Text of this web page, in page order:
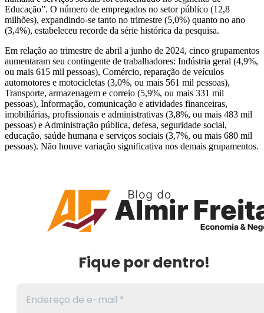
Educação”. O número de empregados no setor público (12,8
milhões), expandindo-se tanto no trimestre (5,0%) quanto no ano
(3,4%), estabeleceu recorde da série histórica da pesquisa.
Em relação ao trimestre de abril a junho de 2024, cinco grupamentos
aumentaram seu contingente de trabalhadores: Indústria geral (4,9%,
ou mais 615 mil pessoas), Comércio, reparação de veículos
automotores e motocicletas (3,0%, ou mais 561 mil pessoas),
Transporte, armazenagem e correio (5,9%, ou mais 331 mil
pessoas), Informação, comunicação e atividades financeiras,
imobiliárias, profissionais e administrativas (3,8%, ou mais 483 mil
pessoas) e Administração pública, defesa, seguridade social,
educação, saúde humana e serviços sociais (3,7%, ou mais 680 mil
pessoas). Não houve variação significativa nos demais grupamentos.
Fique por dentro!